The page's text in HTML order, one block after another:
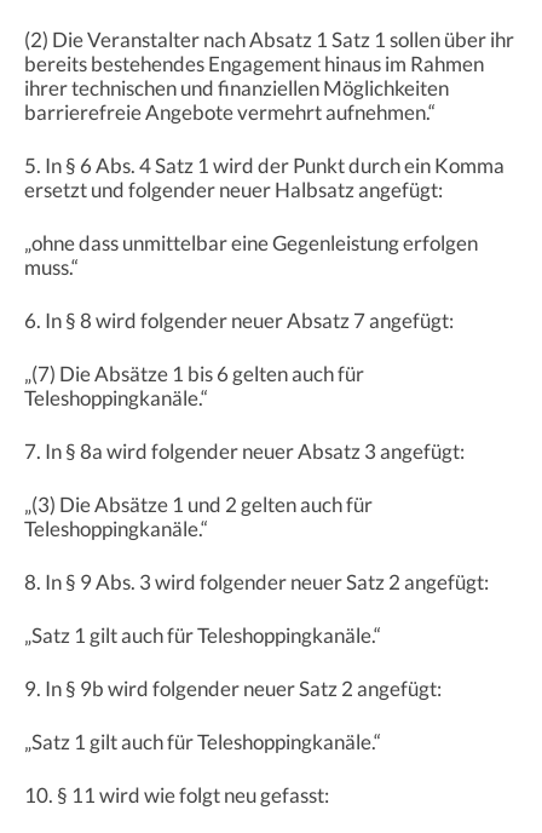
(2) Die Veranstalter nach Absatz 1 Satz 1 sollen über ihr
bereits bestehendes Engagement hinaus im Rahmen
ihrer technischen und finanziellen Möglichkeiten
barrierefreie Angebote vermehrt aufnehmen.“
5. In § 6 Abs. 4 Satz 1 wird der Punkt durch ein Komma
ersetzt und folgender neuer Halbsatz angefügt:
„ohne dass unmittelbar eine Gegenleistung erfolgen
muss.“
6. In § 8 wird folgender neuer Absatz 7 angefügt:
„(7) Die Absätze 1 bis 6 gelten auch für
Teleshoppingkanäle.“
7. In § 8a wird folgender neuer Absatz 3 angefügt:
„(3) Die Absätze 1 und 2 gelten auch für
Teleshoppingkanäle.“
8. In § 9 Abs. 3 wird folgender neuer Satz 2 angefügt:
„Satz 1 gilt auch für Teleshoppingkanäle.“
9. In § 9b wird folgender neuer Satz 2 angefügt:
„Satz 1 gilt auch für Teleshoppingkanäle.“
10. § 11 wird wie folgt neu gefasst: